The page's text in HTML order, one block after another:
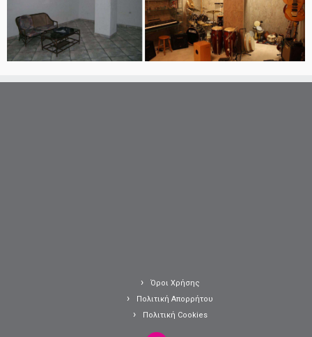
Όροι Χρήσης
Πολιτική Απορρήτου
Πολιτική Cookies